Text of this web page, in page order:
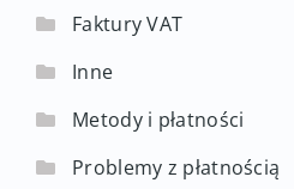
Faktury VAT
Inne
Metody i płatności
Problemy z płatnością